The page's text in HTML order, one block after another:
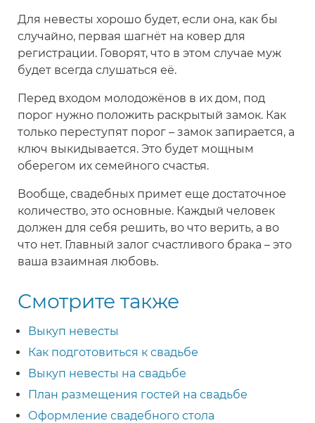
Для невесты хорошо будет, если она, как бы
случайно, первая шагнёт на ковер для
регистрации. Говорят, что в этом случае муж
будет всегда слушаться её.
Перед входом молодожёнов в их дом, под
порог нужно положить раскрытый замок. Как
только переступят порог – замок запирается, а
ключ выкидывается. Это будет мощным
оберегом их семейного счастья.
Вообще, свадебных примет еще достаточное
количество, это основные. Каждый человек
должен для себя решить, во что верить, а во
что нет. Главный залог счастливого брака – это
ваша взаимная любовь.
Смотрите также
Выкуп невесты
Как подготовиться к свадьбе
Выкуп невесты на свадьбе
План размещения гостей на свадьбе
Оформление свадебного стола